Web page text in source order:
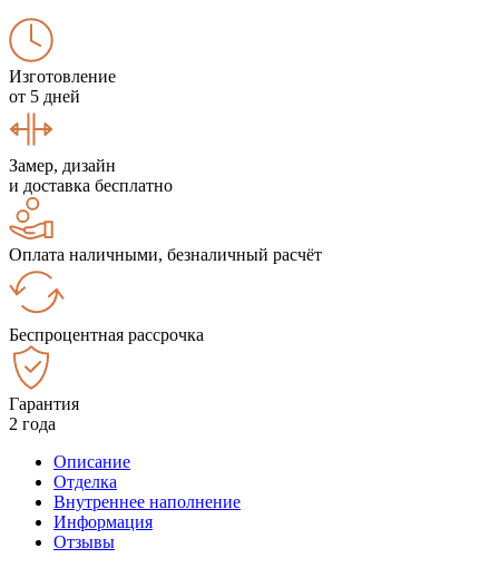
Изготовление
от 5 дней
Замер, дизайн
и доставка бесплатно
Оплата наличными, безналичный расчёт
Беспроцентная рассрочка
Гарантия
2 года
Описание
Отделка
Внутреннее наполнение
Информация
Отзывы